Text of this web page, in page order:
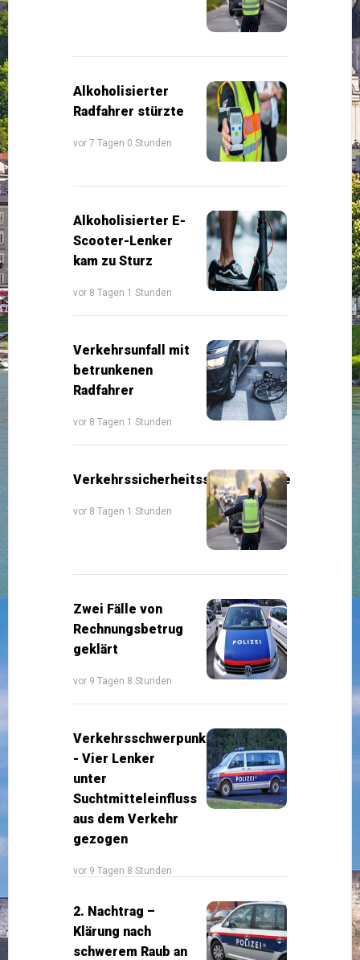
Alkoholisierter
Radfahrer stürzte
vor 7 Tagen 0 Stunden
Alkoholisierter E-
Scooter-Lenker
kam zu Sturz
vor 8 Tagen 1 Stunden
Verkehrsunfall mit
betrunkenen
Radfahrer
vor 8 Tagen 1 Stunden
Verkehrssicherheitsschwerpunkte
vor 8 Tagen 1 Stunden
Zwei Fälle von
Rechnungsbetrug
geklärt
vor 9 Tagen 8 Stunden
Verkehrsschwerpunkt
- Vier Lenker
unter
Suchtmitteleinfluss
aus dem Verkehr
gezogen
vor 9 Tagen 8 Stunden
2. Nachtrag –
Klärung nach
schwerem Raub an